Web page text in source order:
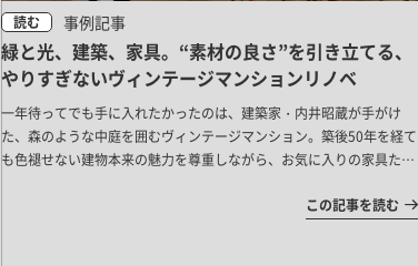
読む 事例記事
緑と光、建築、家具。“素材の良さ”を引き立てる、
やりすぎないヴィンテージマンションリノベ
一年待ってでも手に入れたかったのは、建築家・内井昭蔵が手がけ
た、森のような中庭を囲むヴィンテージマンション。築後50年を経て
も色褪せない建物本来の魅力を尊重しながら、お気に入りの家具たち
この記事を読む